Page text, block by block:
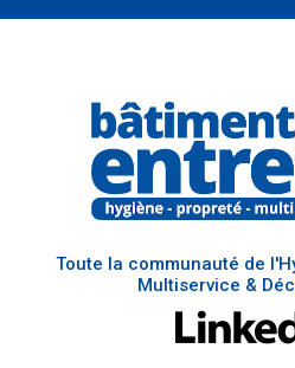
Toute la communauté de
Multiservice &